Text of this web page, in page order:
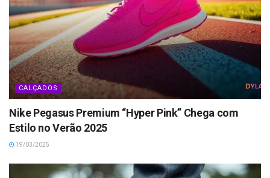
CALÇADOS
Nike Pegasus Premium “Hyper Pink” Chega com
Estilo no Verão 2025
19/03/2025